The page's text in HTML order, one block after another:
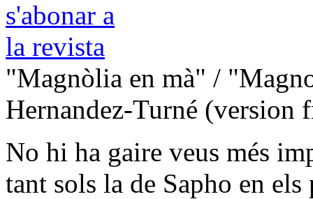
"Magnòlia en mà" /
Hernandez-Turné (version
No hi ha gaire veus més
tant sols la de Sapho en